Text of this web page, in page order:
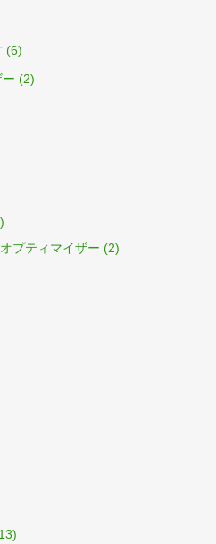
(6)
(2)
プティマイザー (2)